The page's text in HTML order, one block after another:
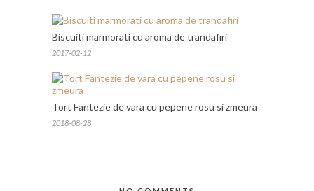
Biscuiti marmorati cu aroma de trandafiri
2017-02-12
Tort Fantezie de vara cu pepene rosu si zmeura
2018-08-28